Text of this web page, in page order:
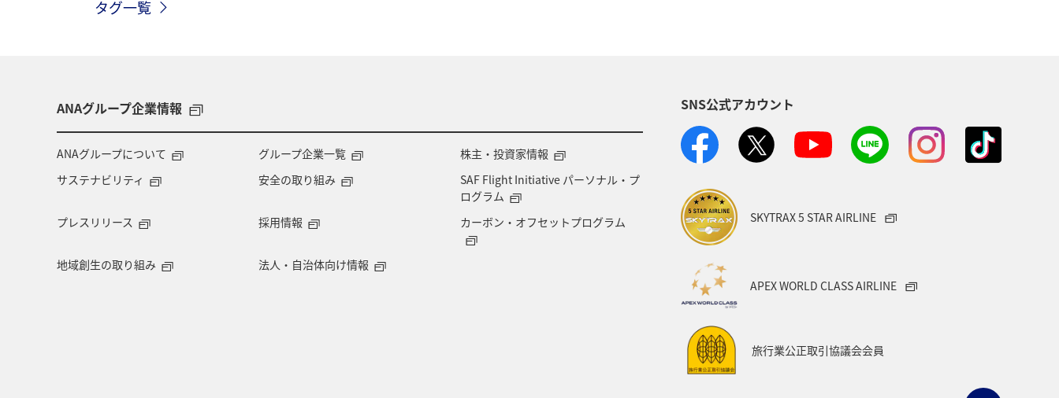
タグ一覧
ANAグループ企業情報
ANAグループについて グループ企業一覧
株主・投資家情報
サステナビリティ
安全の取り組み
SAF Flight Initiative パーソナル・プ
ログラム
プレスリリース
採用情報 カーボン・オフセットプログラム
地域創生の取り組み 法人・自治体向け情報
SNS公式アカウント
SKYTRAX 5 STAR AIRLINE
APEX WORLD CLASS AIRLINE
旅行業公正取引協議会会員